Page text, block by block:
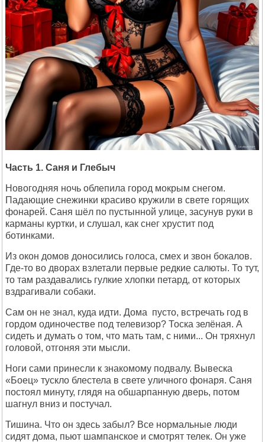
Часть 1. Саня и Глебыч
Новогодняя ночь облепила город мокрым снегом.
Падающие снежинки красиво кружили в свете горящих
фонарей. Саня шёл по пустынной улице, засунув руки в
карманы куртки, и слушал, как снег хрустит под
ботинками.
Из окон домов доносились голоса, смех и звон бокалов.
Где-то во дворах взлетали первые редкие салюты. То тут,
то там раздавались гулкие хлопки петард, от которых
вздрагивали собаки.
Сам он не знал, куда идти. Дома пусто, встречать год в
гордом одиночестве под телевизор? Тоска зелёная. А
сидеть и думать о том, что мать там, с ними... Он тряхнул
головой, отгоняя эти мысли.
Ноги сами принесли к знакомому подвалу. Вывеска
«Боец» тускло блестела в свете уличного фонаря. Саня
постоял минуту, глядя на обшарпанную дверь, потом
шагнул вниз и постучал.
Тишина. Что он здесь забыл? Все нормальные люди
сидят дома, пьют шампанское и смотрят телек. Он уже